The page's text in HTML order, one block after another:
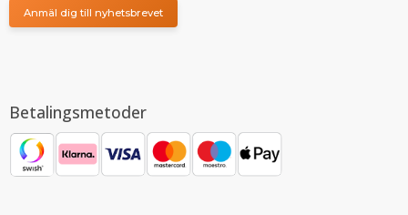
Anmäl dig till nyhetsbrevet
Betalingsmetoder